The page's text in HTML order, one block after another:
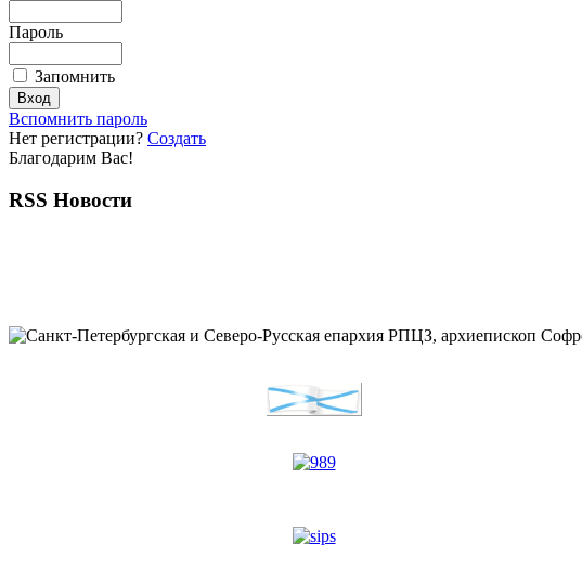
Пароль
Запомнить
Вспомнить пароль
Нет регистрации? Создать
Благодарим Вас!
RSS Новости